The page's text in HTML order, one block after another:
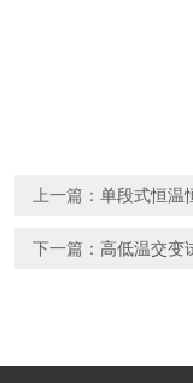
上一篇： 单段式恒温
下一篇： 高低温交变